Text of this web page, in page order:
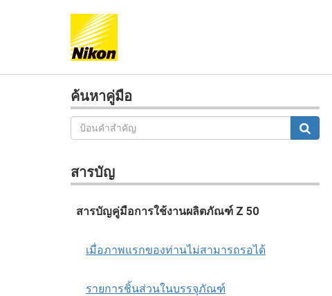
ค้นหาคู่มือ
สารบัญ
สารบัญคู่มือการใช้งานผลิตภัณฑ์ Z 50
เมื่อภาพแรกของท่านไม่สามารถรอได้
รายการชิ้นส่วนในบรรจุภัณฑ์